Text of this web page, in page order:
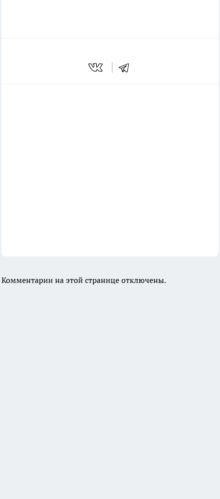
Комментарии на этой странице отключены.